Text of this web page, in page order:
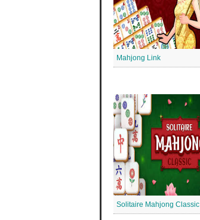
Mahjong Link
Solitaire Mahjong Classic